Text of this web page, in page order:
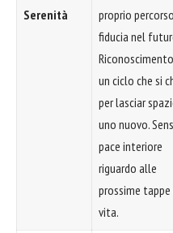
Serenità
proprio
fiducia nel
un ciclo che si
per lasciar
uno nuovo.
pace interiore
riguardo alle
prossime
vita.